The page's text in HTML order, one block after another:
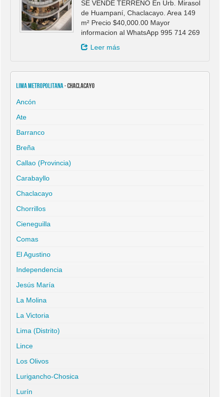
SE VENDE TERRENO En Urb. Mirasol
de Huampaní, Chaclacayo. Area 149
m² Precio $40,000.00 Mayor
informacion al WhatsApp 995 714 269
Leer más
Lima Metropolitana- Chaclacayo
Ancón
Ate
Barranco
Breña
Callao (Provincia)
Carabayllo
Chaclacayo
Chorrillos
Cieneguilla
Comas
El Agustino
Independencia
Jesús María
La Molina
La Victoria
Lima (Distrito)
Lince
Los Olivos
Lurigancho-Chosica
Lurín